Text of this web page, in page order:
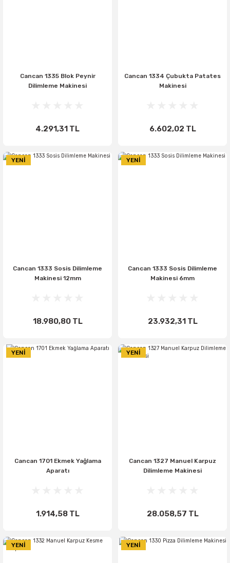
Cancan 1335 Blok Peynir
Dilimleme Makinesi
4.291,31 TL
Cancan 1334 Çubukta Patates
Makinesi
6.602,02 TL
YENİ
Cancan 1333 Sosis Dilimleme
Makinesi 12mm
18.980,80 TL
YENİ
Cancan 1333 Sosis Dilimleme
Makinesi 6mm
23.932,31 TL
YENİ
Cancan 1701 Ekmek Yağlama
Aparatı
1.914,58 TL
YENİ
Cancan 1327 Manuel Karpuz
Dilimleme Makinesi
28.058,57 TL
YENİ YENİ